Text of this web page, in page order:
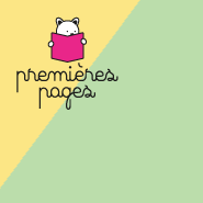
Aller au contenu principal